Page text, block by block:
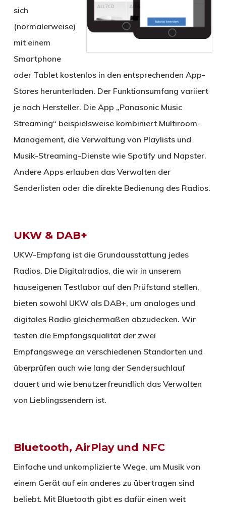
sich
(normalerweise)
mit einem
Smartphone
oder Tablet kostenlos in den entsprechenden App-
Stores herunterladen. Der Funktionsumfang variiert
je nach Hersteller. Die App „Panasonic Music
Streaming“ beispielsweise kombiniert Multiroom-
Management, die Verwaltung von Playlists und
Musik-Streaming-Dienste wie Spotify und Napster.
Andere Apps erlauben das Verwalten der
Senderlisten oder die direkte Bedienung des Radios.
UKW & DAB+
UKW-Empfang ist die Grundausstattung jedes
Radios. Die Digitalradios, die wir in unserem
hauseigenen Testlabor auf den Prüfstand stellen,
bieten sowohl UKW als DAB+, um analoges und
digitales Radio gleichermaßen abzudecken. Wir
testen die Empfangsqualität der zwei
Empfangswege an verschiedenen Standorten und
überprüfen auch wie lang der Sendersuchlauf
dauert und wie benutzerfreundlich das Verwalten
von Lieblingssendern ist.
Bluetooth, AirPlay und NFC
Einfache und unkomplizierte Wege, um Musik von
einem Gerät auf ein anderes zu übertragen sind
beliebt. Mit Bluetooth gibt es dafür einen weit